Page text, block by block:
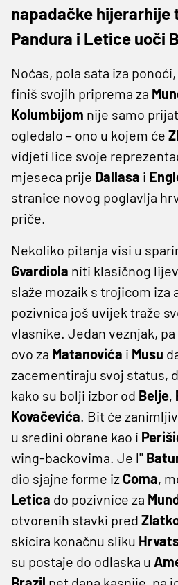
napadačke hijerarhije
Pandura i Letice uoči
Noćas, pola sata iza ponoći,
finiš svojih priprema za
Kolumbijom nije samo
ogledalo – ono u kojem će
vidjeti lice svoje
mjeseca prije Dallasa i
stranice novog poglavlja
priče.
Nekoliko pitanja visi u
Gvardiola niti klasičnog
slaže mozaik s trojicom iza
pozivnica još uvijek traže
vlasnike. Jedan veznjak,
ovo za Matanovića i Musu
zacementiraju svoj status,
kako su bolji izbor od Belje,
Kovačevića. Bit će
u sredini obrane kao i
wing-backovima. Je l''
dio sjajne forme iz Coma,
Letica do pozivnice za
otvorenih stavki pred
skicira konačnu sliku
su postaje do odlaska u